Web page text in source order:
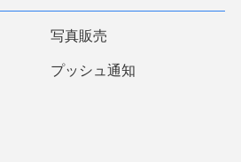
写真販売
プッシュ通知